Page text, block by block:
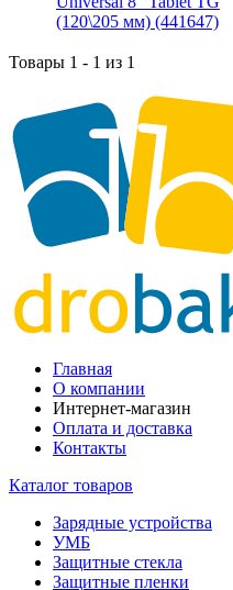
Товары 1 - 1 из 1
Главная
О компании
Интернет-магазин
Оплата и доставка
Контакты
Каталог товаров
Зарядные устройства
УМБ
Защитные стекла
Защитные пленки